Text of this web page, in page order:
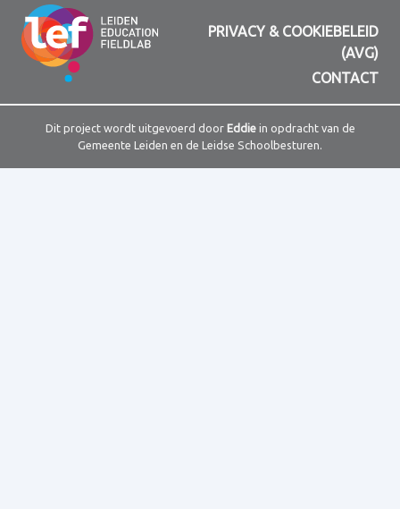
PRIVACY & COOKIEBELEID
(AVG)
CONTACT
Dit project wordt uitgevoerd door Eddiein opdracht van de
Gemeente Leiden en de Leidse Schoolbesturen.